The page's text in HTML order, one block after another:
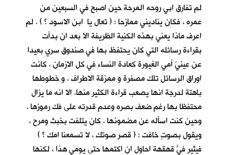
لم تفارق ابي روحه المرحة حين اصبح في السبعين من
عمره ، فكان يناديني ممازحا : ( تعال يا ابن الاسود ؟ ) . لم
اعرف ماذا يعني بهذه الكنية الظريفة الا بعد ان بدأت
بقراءة رسائله التي كان يحتفظ بها في صندوق سري بعيدا
عن عينيّ أمي الغيورة كعادة النساء في كل الازمان . كانت
اوراق الرسائل تلك مصفرة و ممزقة الاطراف . و خطوطها
باهتة لدرجة انها يصعب قراءة الكثير منها. الا انه ما يزال
محتفظا بها رغم ضعف بصره وعدم قدرته على فك رموزها .
وحين كنت اسأله عن مضمونها . كان يتلفت بخبث ومرح ،
ويقول بصوتٍ خافت : ( قصر صوتك ، لا تسمعنا امك ؟ )
فيثير فيّ قهقهةً احاول ان اكتمها حتى يومي هذا ، لكنها